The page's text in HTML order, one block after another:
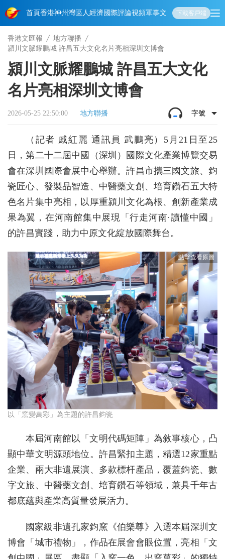
首頁香港神州 灣區人經濟國際評論視頻軍事文化 娛樂生活教育體
下載客戶端
香港文匯報
地方聯播
潁川文脈耀鵬城 許昌五大文化名片亮相深圳文博會
潁川文脈耀鵬城 許昌五大文化
名片亮相深圳文博會
2026-05-25 22:50:00 地方聯播 字號
（記者 戚紅麗 通訊員 武鵬亮）5月21日至25
日，第二十二屆中國（深圳）國際文化產業博覽交易
會在深圳國際會展中心舉辦。許昌市攜三國文旅、鈞
瓷匠心、發製品智造、中醫藥文創、培育鑽石五大特
色名片集中亮相，以厚重潁川文化為根、創新產業成
果為翼，在河南館集中展現「行走河南·讀懂中國」
的許昌實踐，助力中原文化綻放國際舞台。
以「窯變萬彩」為主題的許昌鈞瓷
本屆河南館以「文明代碼矩陣」為敘事核心，凸
顯中華文明源頭地位。許昌緊扣主題，精選12家重點
企業、兩大非遺展演、多款標杆產品，覆蓋鈞瓷、數
字文旅、中醫藥文創、培育鑽石等領域，兼具千年古
都底蘊與產業高質量發展活力。
國家級非遺孔家鈞窯《伯樂尊》入選本屆深圳文
博會「城市禮物」，作品在展會會眼位置，亮相「文